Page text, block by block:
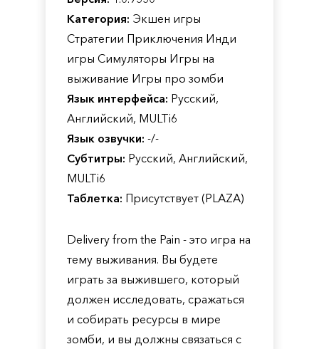
Категория: Экшен игры
Стратегии Приключения Инди
игры Симуляторы Игры на
выживание Игры про зомби
Язык интерфейса: Русский,
Английский, MULTi6
Язык озвучки: -/-
Субтитры: Русский, Английский,
MULTi6
Таблетка: Присутствует (PLAZA)
Delivery from the Pain - это игра на
тему выживания. Вы будете
играть за выжившего, который
должен исследовать, сражаться
и собирать ресурсы в мире
зомби, и вы должны связаться с